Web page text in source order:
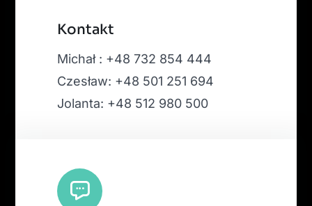
Kontakt
Michał : +48 732 854 444
Czesław: +48 501 251 694
Jolanta: +48 512 980 500